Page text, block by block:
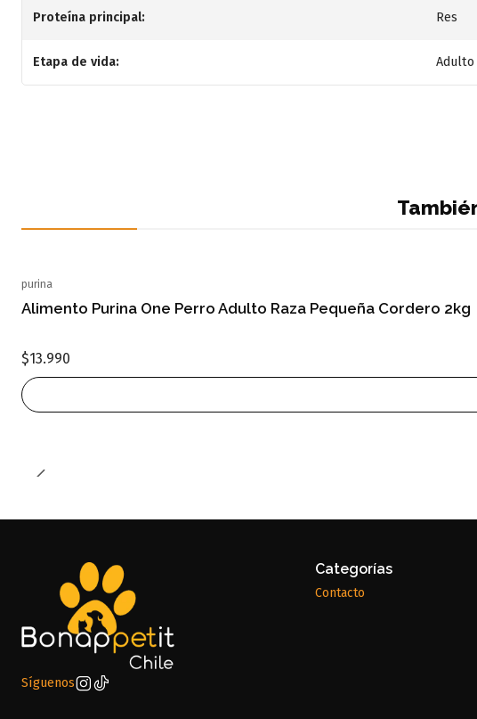
Proteína principal: Res
Etapa de vida: Adulto
purina
Alimento Purina One Perro Adulto Raza Pequeña Cordero 2kg
$13.990
Síguenos
Categorías
Contacto